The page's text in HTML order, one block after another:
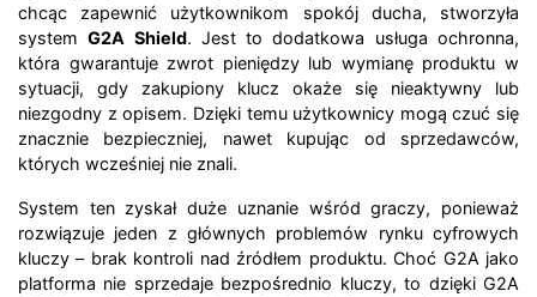
chcąc zapewnić użytkownikom spokój ducha, stworzyła
systemG2A Shield. Jest to dodatkowa usługa ochronna,
która gwarantuje zwrot pieniędzy lub wymianę produktu w
sytuacji, gdy zakupiony klucz okaże się nieaktywny lub
niezgodny z opisem. Dzięki temu użytkownicy mogą czuć się
znacznie bezpieczniej, nawet kupując od sprzedawców,
których wcześniej nie znali.
System ten zyskał duże uznanie wśród graczy, ponieważ
rozwiązuje jeden z głównych problemów rynku cyfrowych
kluczy – brak kontroli nad źródłem produktu. Choć G2A jako
platforma nie sprzedaje bezpośrednio kluczy, to dzięki G2A